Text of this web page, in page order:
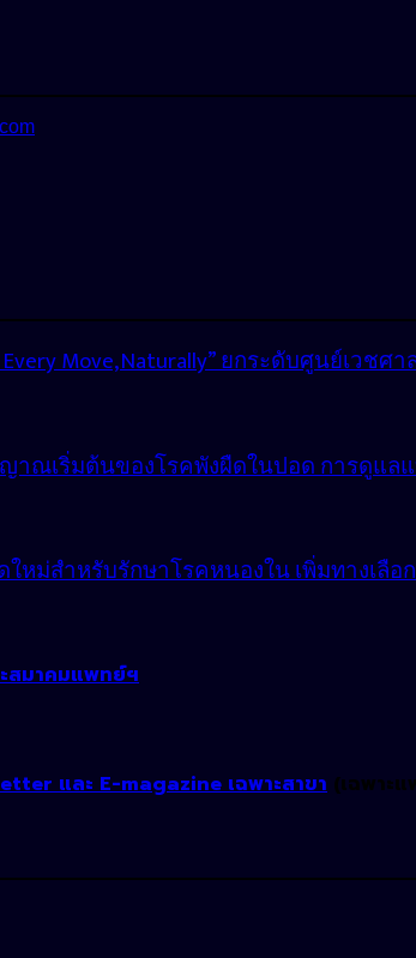
Move, Naturally” ยกระดับศูนย์เวช
ญญาณเริ่มต้นของโรคพังผืดในปอด การดู
หม่สำหรับรักษาโรคหนองใน เพิ่มทางเลื
สมาคมแพทย์ฯ
และ E-magazine เฉพาะสาขา (เฉพาะ